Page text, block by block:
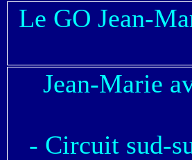
Le GO Jean-
Jean-Marie
- Circuit sud-